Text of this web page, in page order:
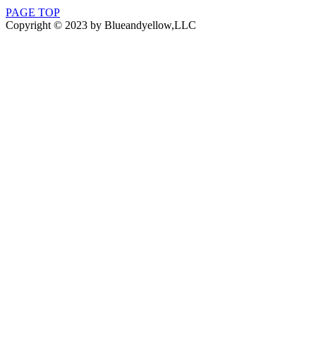
PAGE TOP
Copyright © 2023 by Blueandyellow,LLC